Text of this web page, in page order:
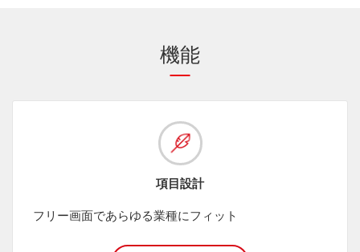
機能
項目設計
フリー画面であらゆる業種にフィット